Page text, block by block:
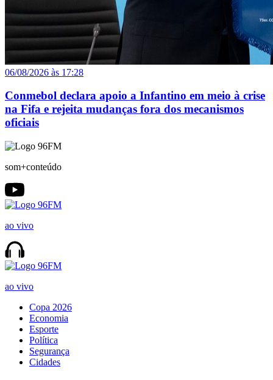
06/08/2026 às 17:28
Conmebol declara apoio a Infantino em meio à crise
na Fifa e rejeita mudanças fora dos mecanismos
oficiais
som+conteúdo
ao vivo
ao vivo
Copa 2026
Economia
Esporte
Política
Segurança
Cidades